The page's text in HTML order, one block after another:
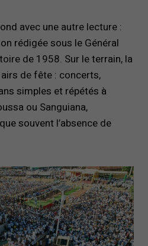
avec une autre lecture :
rédigée sous le Général
de 1958. Sur le terrain, la
de fête : concerts,
simples et répétés à
ou Sanguiana,
souvent l’absence de